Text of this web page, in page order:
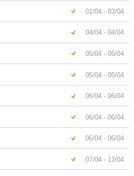
01/04 - 03/04
04/04 - 04/04
05/04 - 05/04
05/04 - 05/04
06/04 - 06/04
06/04 - 06/04
06/04 - 06/04
07/04 - 12/04